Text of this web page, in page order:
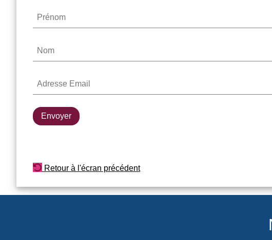
Retour à l'écran précédent